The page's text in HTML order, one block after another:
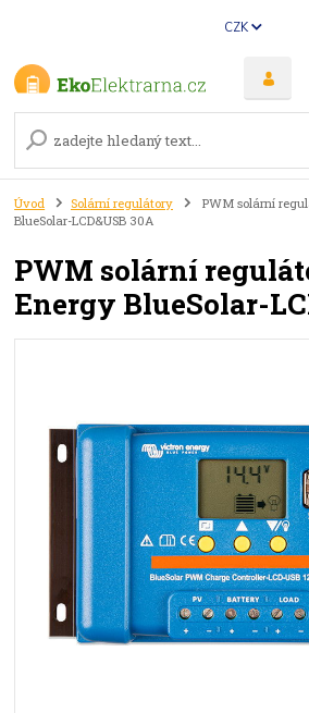
CZK
Úvod Solární regulátory
PWM solární
BlueSolar-LCD&USB 30A
PWM solární
Energy BlueSolar-